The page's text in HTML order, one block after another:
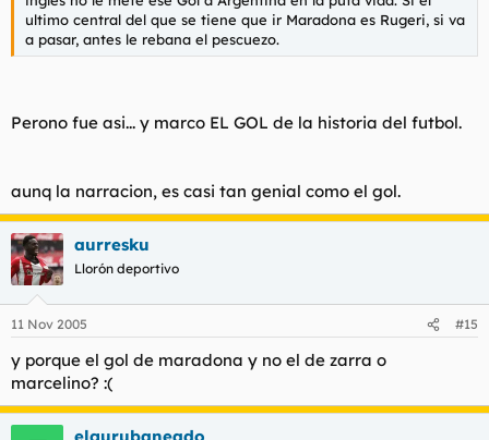
ultimo central del que se tiene que ir Maradona es Rugeri, si va
a pasar, antes le rebana el pescuezo.
Perono fue asi... y marco EL GOL de la historia del futbol.
aunq la narracion, es casi tan genial como el gol.
aurresku
Llorón deportivo
11 Nov 2005 #15
y porque el gol de maradona y no el de zarra o
marcelino? :(